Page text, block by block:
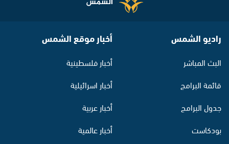
راديو الشمس
البث المباشر
قائمة البرامج
جدول البرامج
بودكاست
أخبار موقع الشمس
أخبار فلسطينية
أخبار اسرائيلية
أخبار عربية
أخبار عالمية